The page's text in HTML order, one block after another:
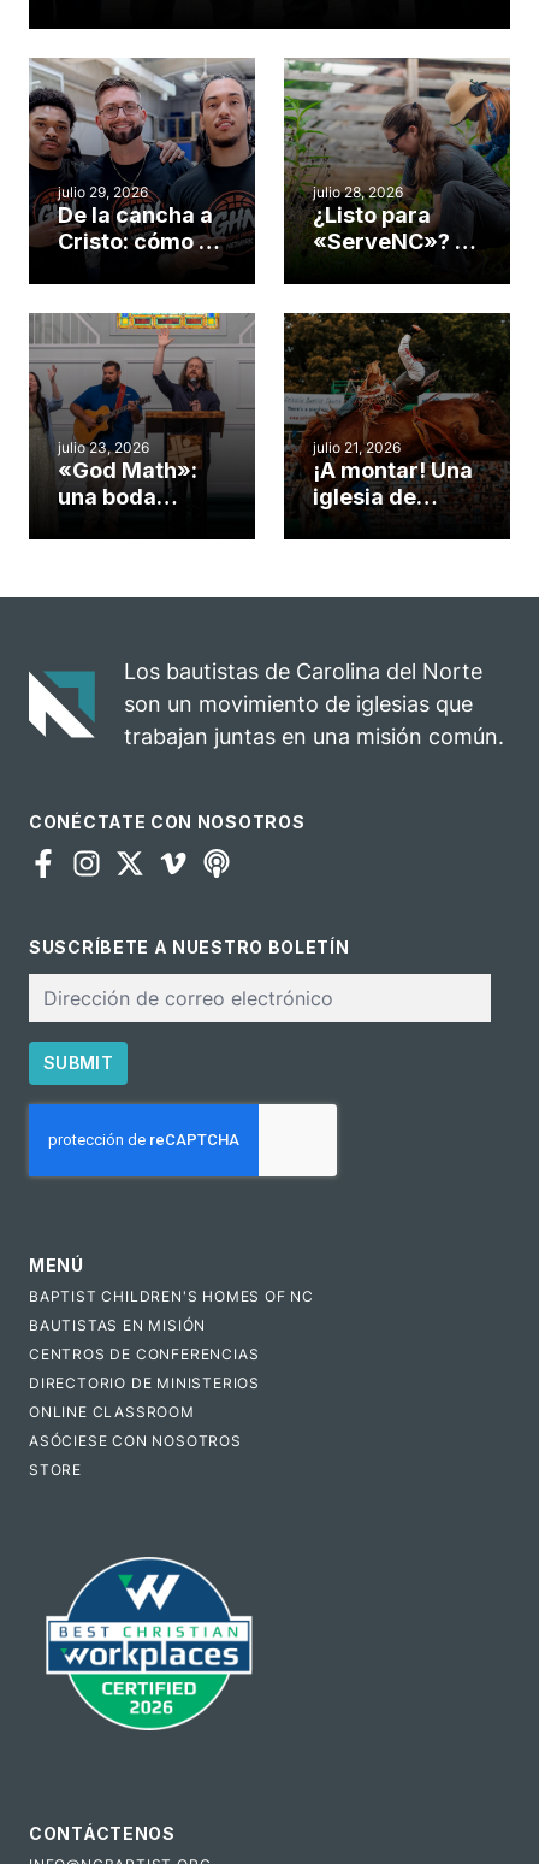
julio 29, 2026
De la cancha a
Cristo: cómo el
gimnasio de
Cary se
convirtió en un
insólito campo
misionero te
cuento
julio 28, 2026
¿Listo para
«ServeNC»? 4
obra de Dios
durante la
Semana
ServeNC
julio 23, 2026
«God Math»:
una boda
celebra el
julio 21, 2026
¡A montar! Una
iglesia de
rodeo anual en
para el
ministerio
Los bautistas de Carolina del Norte
son un movimiento de iglesias que
trabajan juntas en una misión común.
CONÉCTATE CON NOSOTROS
SUSCRÍBETE A NUESTRO BOLETÍN
electrónico
SUBMIT
MENÚ
BAPTIST CHILDREN'S HOMES OF NC
BAUTISTAS EN MISIÓN
CENTROS DE CONFERENCIAS
DIRECTORIO DE MINISTERIOS
ONLINE CLASSROOM
ASÓCIESE CON NOSOTROS
STORE
CONTÁCTENOS